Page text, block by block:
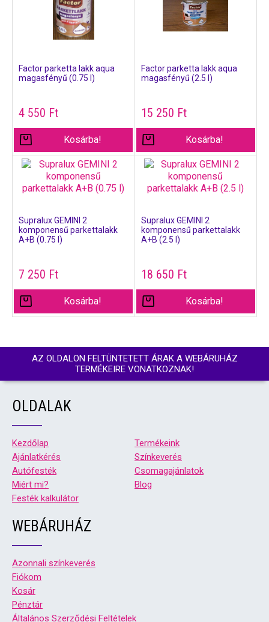
Factor parketta lakk aqua
magasfényű (0.75 l)
4 550 Ft
Kosárba!
Factor parketta lakk aqua
magasfényű (2.5 l)
15 250 Ft
Kosárba!
Supralux GEMINI 2
komponensű parkettalakk
A+B (0.75 l)
7 250 Ft
Kosárba!
Supralux GEMINI 2
komponensű parkettalakk
A+B (2.5 l)
18 650 Ft
Kosárba!
AZ OLDALON FELTÜNTETETT ÁRAK A WEBÁRUHÁZ
TERMÉKEIRE VONATKOZNAK!
OLDALAK
Kezdőlap
Termékeink
Ajánlatkérés
Színkeverés
Autófesték
Csomagajánlatok
Miért mi?
Blog
Festék kalkulátor
WEBÁRUHÁZ
Azonnali színkeverés
Fiókom
Kosár
Pénztár
Általános Szerződési Feltételek